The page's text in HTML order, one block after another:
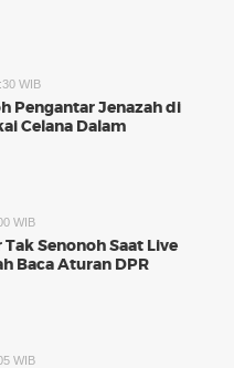
WIB
Pengantar Jenazah di
Celana Dalam
WIB
Senonoh Saat Live
Baca Aturan DPR
WIB